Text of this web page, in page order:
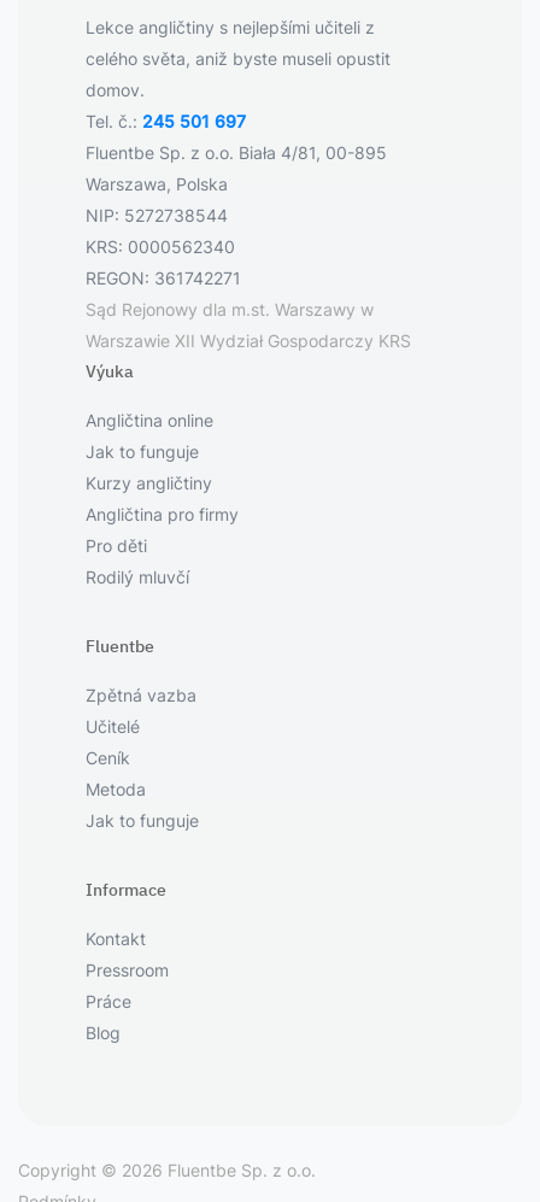
Lekce angličtiny s nejlepšími učiteli z
celého světa, aniž byste museli opustit
domov.
Tel. č.: 245 501 697
Fluentbe Sp. z o.o. Biała 4/81, 00-895
Warszawa, Polska
NIP: 5272738544
KRS: 0000562340
REGON: 361742271
Sąd Rejonowy dla m.st. Warszawy w
Warszawie XII Wydział Gospodarczy KRS
Výuka
Angličtina online
Jak to funguje
Kurzy angličtiny
Angličtina pro firmy
Pro děti
Rodilý mluvčí
Fluentbe
Zpětná vazba
Učitelé
Ceník
Metoda
Jak to funguje
Informace
Kontakt
Pressroom
Práce
Blog
Copyright © 2026 Fluentbe Sp. z o.o.